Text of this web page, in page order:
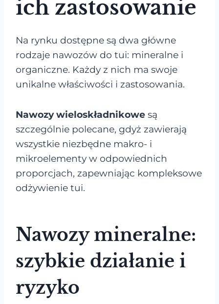
ich zastosowanie
Na rynku dostępne są dwa główne
rodzaje nawozów do tui: mineralne i
organiczne. Każdy z nich ma swoje
unikalne właściwości i zastosowania.
Nawozy wieloskładnikowe są
szczególnie polecane, gdyż zawierają
wszystkie niezbędne makro- i
mikroelementy w odpowiednich
proporcjach, zapewniając kompleksowe
odżywienie tui.
Nawozy mineralne:
szybkie działanie i
ryzyko